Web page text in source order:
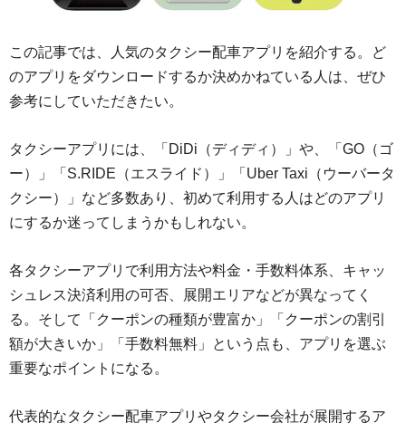
この記事では、人気のタクシー配車アプリを紹介する。ど
のアプリをダウンロードするか決めかねている人は、ぜひ
参考にしていただきたい。
タクシーアプリには、「DiDi（ディディ）」や、「GO（ゴ
ー）」「S.RIDE（エスライド）」「Uber Taxi（ウーバータ
クシー）」など多数あり、初めて利用する人はどのアプリ
にするか迷ってしまうかもしれない。
各タクシーアプリで利用方法や料金・手数料体系、キャッ
シュレス決済利用の可否、展開エリアなどが異なってく
る。そして「クーポンの種類が豊富か」「クーポンの割引
額が大きいか」「手数料無料」という点も、アプリを選ぶ
重要なポイントになる。
代表的なタクシー配車アプリやタクシー会社が展開するア